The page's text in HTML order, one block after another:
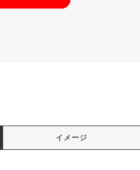
イメージ